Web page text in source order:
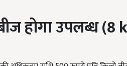
होगा उपलब्ध (8